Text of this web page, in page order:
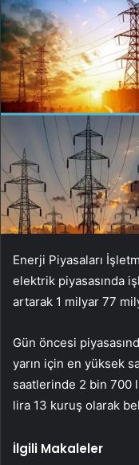
Enerji Piyasaları
elektrik piyasasında
artarak 1 milyar 77
Gün öncesi
yarın için en yüksek
saatlerinde 2 bin 700
lira 13 kuruş olarak
İlgili Makaleler